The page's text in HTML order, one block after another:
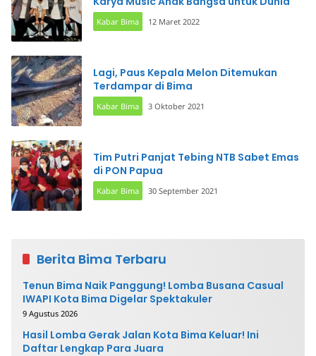
Kabar Bima 12 Maret 2022
Lagi, Paus Kepala Melon Ditemukan
Terdampar di Bima
Kabar Bima 3 Oktober 2021
Tim Putri Panjat Tebing NTB Sabet Emas
di PON Papua
Kabar Bima 30 September 2021
Berita Bima Terbaru
Tenun Bima Naik Panggung! Lomba Busana Casual
IWAPI Kota Bima Digelar Spektakuler
9 Agustus 2026
Hasil Lomba Gerak Jalan Kota Bima Keluar! Ini
Daftar Lengkap Para Juara